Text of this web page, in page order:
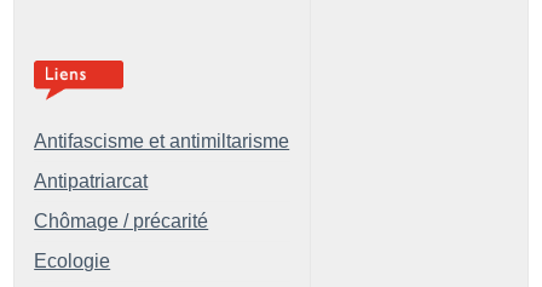
Antifascisme et antimiltarisme
Antipatriarcat
Chômage / précarité
Ecologie